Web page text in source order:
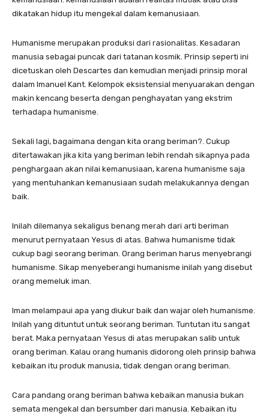
dikatakan hidup itu mengekal dalam kemanusiaan.
Humanisme merupakan produksi dari rasionalitas. Kesadaran
manusia sebagai puncak dari tatanan kosmik. Prinsip seperti ini
dicetuskan oleh Descartes dan kemudian menjadi prinsip moral
dalam Imanuel Kant. Kelompok eksistensial menyuarakan dengan
makin kencang beserta dengan penghayatan yang ekstrim
terhadapa humanisme.
Sekali lagi, bagaimana dengan kita orang beriman?. Cukup
ditertawakan jika kita yang beriman lebih rendah sikapnya pada
penghargaan akan nilai kemanusiaan, karena humanisme saja
yang mentuhankan kemanusiaan sudah melakukannya dengan
baik.
Inilah dilemanya sekaligus benang merah dari arti beriman
menurut pernyataan Yesus di atas. Bahwa humanisme tidak
cukup bagi seorang beriman. Orang beriman harus menyebrangi
humanisme. Sikap menyeberangi humanisme inilah yang disebut
orang memeluk iman.
Iman melampaui apa yang diukur baik dan wajar oleh humanisme.
Inilah yang dituntut untuk seorang beriman. Tuntutan itu sangat
berat. Maka pernyataan Yesus di atas merupakan salib untuk
orang beriman. Kalau orang humanis didorong oleh prinsip bahwa
kebaikan itu produk manusia, tidak dengan orang beriman.
Cara pandang orang beriman bahwa kebaikan manusia bukan
semata mengekal dan bersumber dari manusia. Kebaikan itu